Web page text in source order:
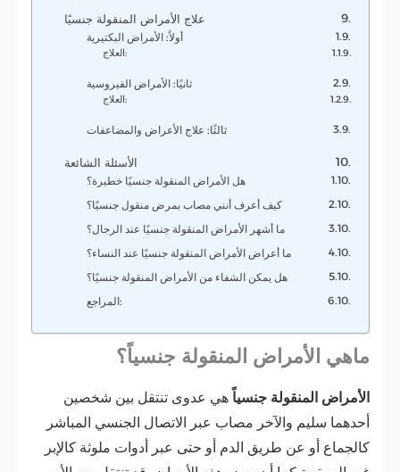
علاج الأمراض المنقولة جنسيًا
أولاً: الأمراض البكتيرية
العلاج:
ثانيًا: الأمراض الفيروسية
العلاج:
ثالثًا: علاج الأعراض والمضاعفات
هل الأمراض المنقولة جنسيًا خطيرة؟
كيف أعرف أنني مصاب بمرض منقول جنسيًا؟
ما أشهر الأمراض المنقولة جنسيًا عند الرجال؟
ما أعراض الأمراض المنقولة جنسيًا عند النساء؟
هل يمكن الشفاء من الأمراض المنقولة جنسيًا؟
المراجع:
ماهي الأمراض المنقولة جنسياً؟
الأمراض المنقولة جنسياً هي عدوى تنتقل بين شخصين
أحدهما سليم والآخر مصاب عبر الاتصال الجنسي المباشر
كالجماع أو عن طريق الدم أو حتى عبر أدوات ملوثة كالإبر